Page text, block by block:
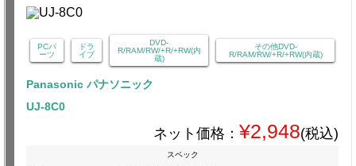
PCパ
ーツ
ドラ
イブ
DVD-
R/RAM/RW/+R/+RW(内
蔵)
その他DVD-
R/RAM/RW/+R/+RW(内蔵)
Panasonic パナソニック
UJ-8C0
ネット価格： ¥2,948(税込)
スペック